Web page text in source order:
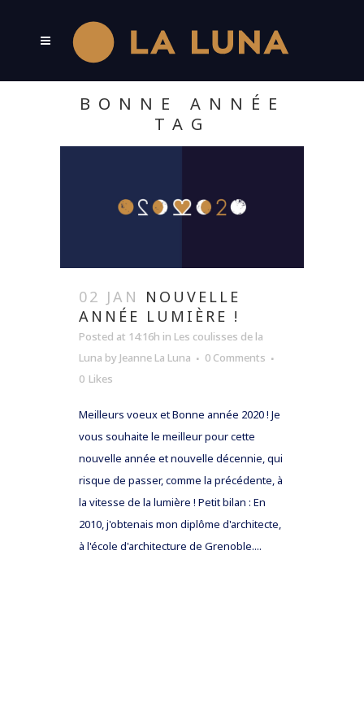
BONNE ANNÉE
TAG
02 JAN
NOUVELLE
ANNÉE LUMIÈRE !
Posted at 14:16h in Les coulisses de la
Luna by Jeanne La Luna
0 Comments
0 Likes
Meilleurs voeux et Bonne année 2020 ! Je
vous souhaite le meilleur pour cette
nouvelle année et nouvelle décennie, qui
risque de passer, comme la précédente, à
la vitesse de la lumière ! Petit bilan : En
2010, j'obtenais mon diplôme d'architecte,
à l'école d'architecture de Grenoble....